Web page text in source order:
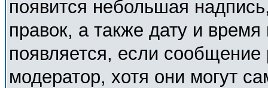
появится небольшая
правок, а также дату и
появляется, если
модератор, хотя они могут